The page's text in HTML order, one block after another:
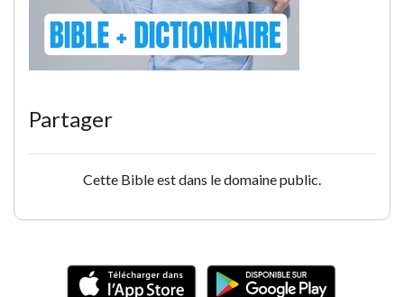
Partager
Cette Bible est dans le domaine public.